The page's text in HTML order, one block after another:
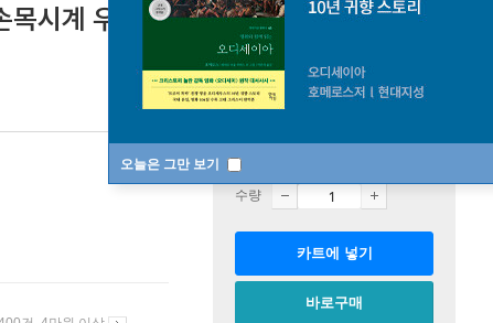
오늘은 그만 보기
목시계 우주인 Black S-723 강화 유리 디지
판매중
수량
카트에 넣기
바로구매